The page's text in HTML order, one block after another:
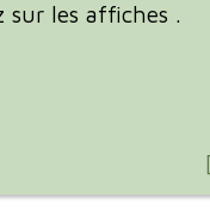
sur les affiches .